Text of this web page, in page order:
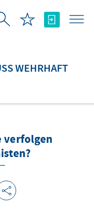
WEHRHAFT
verfolgen